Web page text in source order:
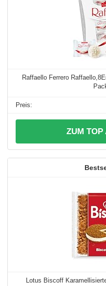
Raffaello Ferrero
ZUM TOP
Lotus Biscoff